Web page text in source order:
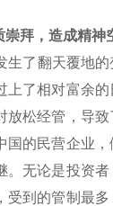
拜，造成精
了翻天覆地
了相对富余
松经管，导
的民营企业
无论是投资
到的管制最